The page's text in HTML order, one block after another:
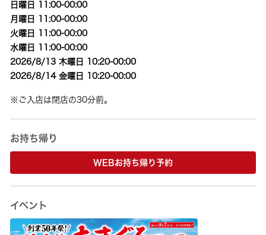
日曜日 11:00-00:00
月曜日 11:00-00:00
火曜日 11:00-00:00
水曜日 11:00-00:00
2026/8/13 木曜日 10:20-00:00
2026/8/14 金曜日 10:20-00:00
※ご入店は閉店の30分前。
お持ち帰り
WEBお持ち帰り予約
イベント